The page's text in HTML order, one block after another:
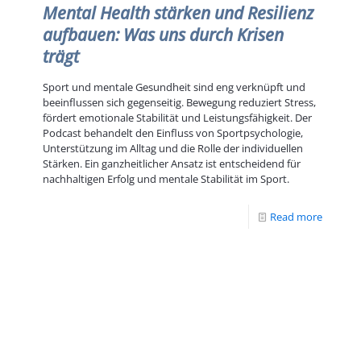
Mental Health stärken und Resilienz
aufbauen: Was uns durch Krisen
trägt
Sport und mentale Gesundheit sind eng verknüpft und
beeinflussen sich gegenseitig. Bewegung reduziert Stress,
fördert emotionale Stabilität und Leistungsfähigkeit. Der
Podcast behandelt den Einfluss von Sportpsychologie,
Unterstützung im Alltag und die Rolle der individuellen
Stärken. Ein ganzheitlicher Ansatz ist entscheidend für
nachhaltigen Erfolg und mentale Stabilität im Sport.
Read more